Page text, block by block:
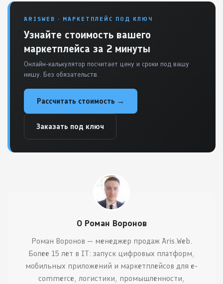
ARISWEB · МАРКЕТПЛЕЙС ПОД КЛЮЧ
Узнайте стоимость вашего
маркетплейса за 2 минуты
Онлайн-калькулятор посчитает цену и сроки под вашу
нишу. Без обязательств.
Рассчитать стоимость →
Заказать под ключ
О Роман Воронов
Роман Воронов — менеджер продаж Aris.Web.
Более 15 лет в IT: запуск цифровых платформ,
мобильных приложений и маркетплейсов для e-
commerce, логистики, промышленности,